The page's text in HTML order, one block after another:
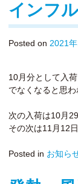
インフ
Posted on 2021
10月分として入
でなくなると思わ
次の入荷は10月
その次は11月12
Posted in お知ら